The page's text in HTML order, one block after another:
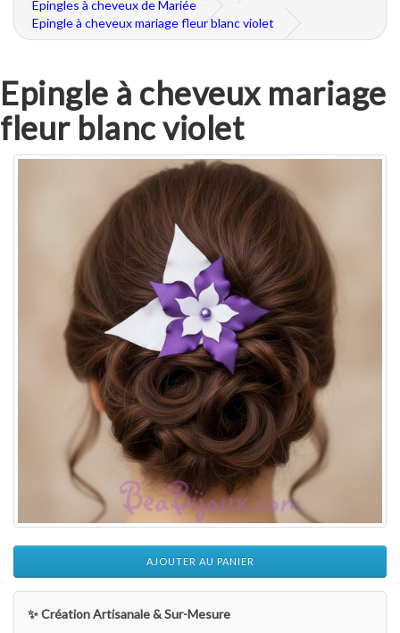
Epingles à cheveux de Mariée
Epingle à cheveux mariage fleur blanc violet
Epingle à cheveux mariage
fleur blanc violet
AJOUTER AU PANIER
✨ Création Artisanale & Sur-Mesure